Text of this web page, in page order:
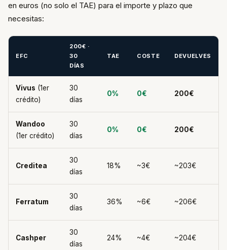
en euros (no solo el TAE) para el importe y plazo que
necesitas:
EFC
200€ ·
30
DÍAS
TAE COSTE DEVUELVES
Vivus (1er
crédito)
30
días
0% 0€ 200€
Wandoo
(1er crédito)
30
días
0% 0€ 200€
Creditea
30
días
18% ~3€ ~203€
Ferratum
30
días
36% ~6€ ~206€
Cashper
30
días
24% ~4€ ~204€